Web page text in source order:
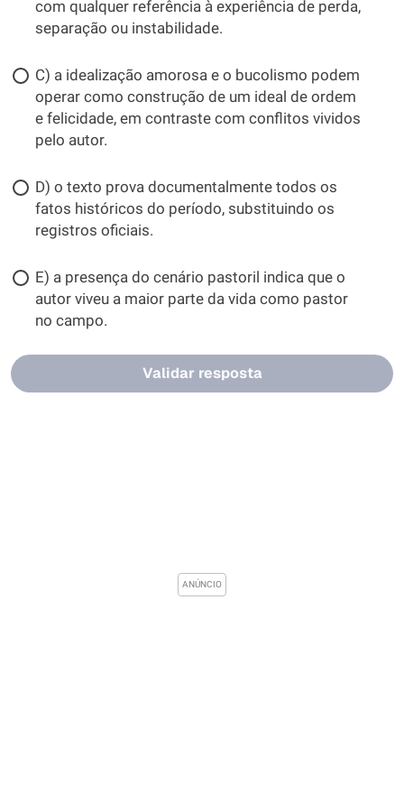
com qualquer referência à experiência de perda,
separação ou instabilidade.
C) a idealização amorosa e o bucolismo podem
operar como construção de um ideal de ordem
e felicidade, em contraste com conflitos vividos
pelo autor.
D) o texto prova documentalmente todos os
fatos históricos do período, substituindo os
registros oficiais.
E) a presença do cenário pastoril indica que o
autor viveu a maior parte da vida como pastor
no campo.
Validar resposta